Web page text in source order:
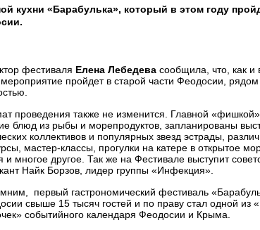
кухни «Барабулька», который в этом году
фестиваля Елена Лебедева сообщила, что, как
мероприятие пройдет в старой части Феодосии, рядом
проведения также не изменится. Главной «фишкой»
блюд из рыбы и морепродуктов, запланированы
коллективов и популярных звезд эстрады,
мастер-классы, прогулки на катере в открытое
и многое другое. Так же на Фестивале выступит
Найк Борзов, лидер группы «Инфекция».
первый гастрономический фестиваль
свыше 15 тысяч гостей и по праву стал одной из
событийного календаря Феодосии и Крыма.